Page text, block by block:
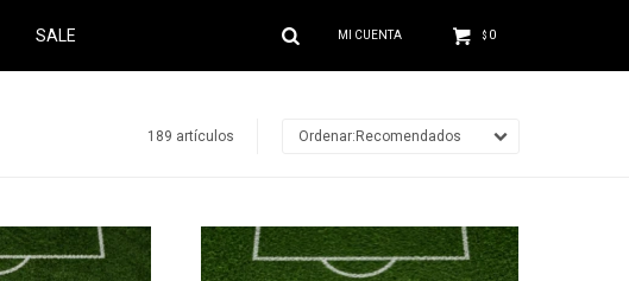
SALE $ 0
189 artículos Recomendados